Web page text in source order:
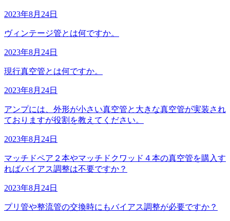
2023年8月24日
ヴィンテージ管とは何ですか。
2023年8月24日
現行真空管とは何ですか。
2023年8月24日
アンプには、外形が小さい真空管と大きな真空管が実装され
ておりますが役割を教えてください。
2023年8月24日
マッチドペア２本やマッチドクワッド４本の真空管を購入す
ればバイアス調整は不要ですか？
2023年8月24日
プリ管や整流管の交換時にもバイアス調整が必要ですか？